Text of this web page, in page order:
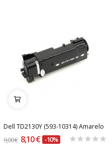
Dell TD2130Y (593-10314) Amarelo
9,00 € 8,10 € -10%